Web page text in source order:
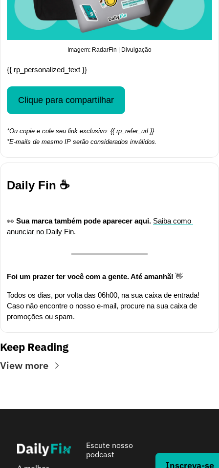
Imagem: RadarFin | Divulgação
{{ rp_personalized_text }}
Clique para compartilhar
*Ou copie e cole seu link exclusivo: {{ rp_refer_url }}
*E-mails de mesmo IP serão considerados inválidos.
Daily Fin ☕
👀 Sua marca também pode aparecer aqui. Saiba como
anunciar no Daily Fin.
Foi um prazer ter você com a gente. Até amanhã! 👋
Todos os dias, por volta das 06h00, na sua caixa de entrada!
Caso não encontre o nosso e-mail, procure na sua caixa de
promoções ou spam.
Keep Reading
View more
Escute nosso
podcast
Inscreva-se